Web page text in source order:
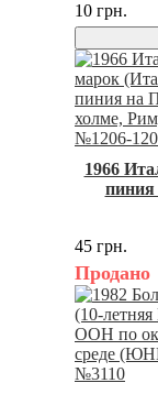
10 грн.
1966
пиния
45 грн.
Продано